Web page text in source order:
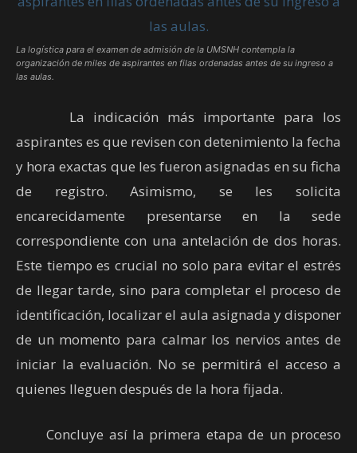
La logística para el examen de admisión de la UMSNH contempla la
organización de miles de aspirantes en filas ordenadas antes de su ingreso a
las aulas.
La indicación más importante para los
aspirantes es que revisen con detenimiento la fecha
y hora exactas que les fueron asignadas en su ficha
de registro. Asimismo, se les solicita
encarecidamente presentarse en la sede
correspondiente con una antelación de dos horas.
Este tiempo es crucial no solo para evitar el estrés
de llegar tarde, sino para completar el proceso de
identificación, localizar el aula asignada y disponer
de un momento para calmar los nervios antes de
iniciar la evaluación. No se permitirá el acceso a
quienes lleguen después de la hora fijada.
Concluye así la primera etapa de un proceso